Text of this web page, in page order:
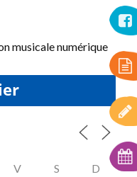
musicale numérique
V S D